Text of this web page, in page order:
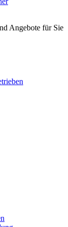
Angebote für Sie